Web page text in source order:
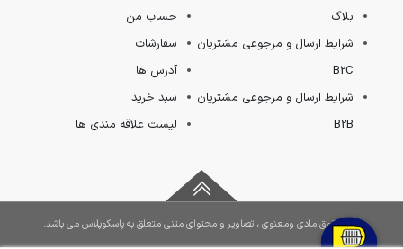
بلاگ
شرایط ارسال و مرجوعی مشتریان
B2C
شرایط ارسال و مرجوعی مشتریان
B2B
حساب من
سفارشات
آدرس ها
سبد خرید
لیست علاقه مندی ها
کلیه حقوق مادی ومعنوی ، تصاویر و محتوای متنی متعلق به پاسکوپلاس می باشد.